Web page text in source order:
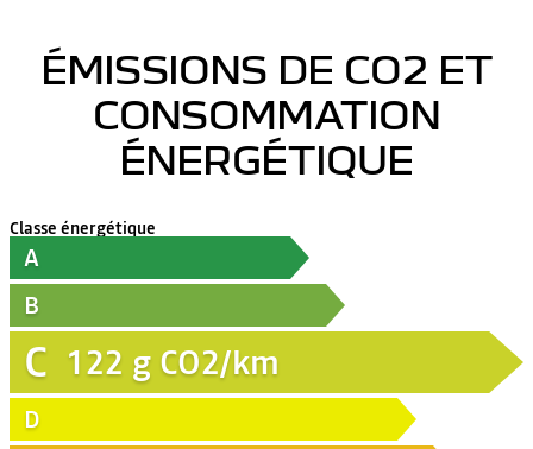
ÉMISSIONS DE CO2 ET
CONSOMMATION
ÉNERGÉTIQUE
Classe énergétique
A
B
C 122 g CO2/km
D